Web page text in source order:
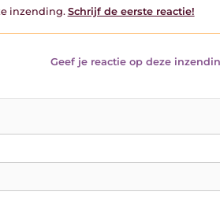
inzending.Schrijf de eerste reactie!
Geef je reactie op deze